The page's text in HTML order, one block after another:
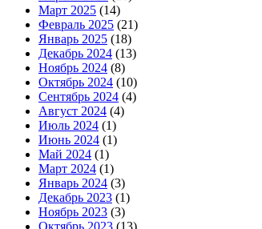
Март 2025 (14)
Февраль 2025 (21)
Январь 2025 (18)
Декабрь 2024 (13)
Ноябрь 2024 (8)
Октябрь 2024 (10)
Сентябрь 2024 (4)
Август 2024 (4)
Июль 2024 (1)
Июнь 2024 (1)
Май 2024 (1)
Март 2024 (1)
Январь 2024 (3)
Декабрь 2023 (1)
Ноябрь 2023 (3)
Октябрь 2023 (13)